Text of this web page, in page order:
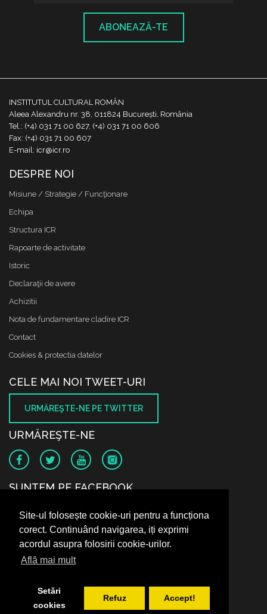
Site-ul folosește cookie-uri pentru a funcționa
corect. Continuând navigarea, iți exprimi
acordul asupra folosirii cookie-urilor.
Află mai mult
Setări
cookies
Refuz Accept!
ABONEAZĂ-TE
INSTITUTUL CULTURAL ROMÂN
Aleea Alexandru nr. 38, 011824 București, România
Tel.: (+4) 031 71 00 627, (+4) 031 71 00 606
Fax: (+4) 031 71 00 607
E-mail: icr@icr.ro
DESPRE NOI
Misiune / Strategie / Funcţionare
Echipa
Structura ICR
Rapoarte de activitate
Istoric
Declaraţii de avere
Achizitii
Nota de fundamentare cladire ICR
Contact
Cookies & protectia datelor
CELE MAI NOI TWEET-URI
URMĂREŞTE-NE PE TWITTER
URMĂREŞTE-NE
SUNTEM PE FACEBOOK